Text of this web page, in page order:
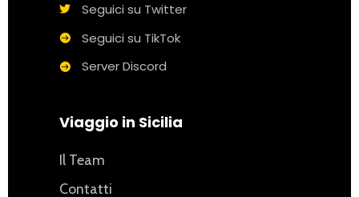
Seguici su Twitter
Seguici su TikTok
Server Discord
Viaggio in Sicilia
Il Team
Contatti